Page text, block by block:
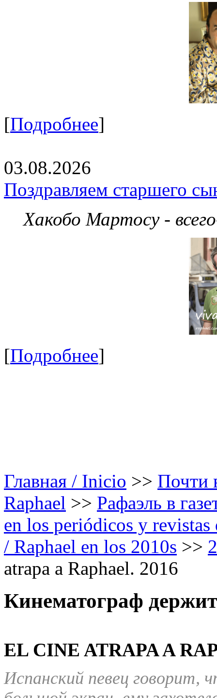
[Подробнее]
03.08.2026
Поздравляем старшего
Хакобо Мартосу -
[Подробнее]
Главная / Inicio >> Почти
Raphael >> Рафаэль в
en los periódicos y
/ Raphael en los 2010s >>
atrapa a Raphael. 2016
Кинематограф
EL CINE ATRAPA A
Испанский певец говорит,